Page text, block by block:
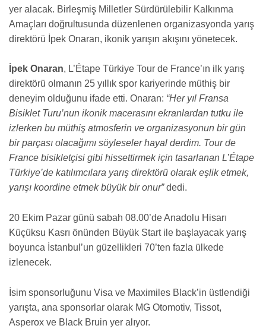
yer alacak. Birleşmiş Milletler Sürdürülebilir Kalkınma
Amaçları doğrultusunda düzenlenen organizasyonda yarış
direktörü İpek Onaran, ikonik yarışın akışını yönetecek.
İpek Onaran, L’Étape Türkiye Tour de France’ın ilk yarış
direktörü olmanın 25 yıllık spor kariyerinde müthiş bir
deneyim olduğunu ifade etti. Onaran: “Her yıl Fransa
Bisiklet Turu’nun ikonik macerasını ekranlardan tutku ile
izlerken bu müthiş atmosferin ve organizasyonun bir gün
bir parçası olacağımı söyleseler hayal derdim. Tour de
France bisikletçisi gibi hissettirmek için tasarlanan L’Étape
Türkiye’de katılımcılara yarış direktörü olarak eşlik etmek,
yarışı koordine etmek büyük bir onur”dedi.
20 Ekim Pazar günü sabah 08.00’de Anadolu Hisarı
Küçüksu Kasrı önünden Büyük Start ile başlayacak yarış
boyunca İstanbul’un güzellikleri 70’ten fazla ülkede
izlenecek.
İsim sponsorluğunu Visa ve Maximiles Black’in üstlendiği
yarışta, ana sponsorlar olarak MG Otomotiv, Tissot,
Asperox ve Black Bruin yer alıyor.